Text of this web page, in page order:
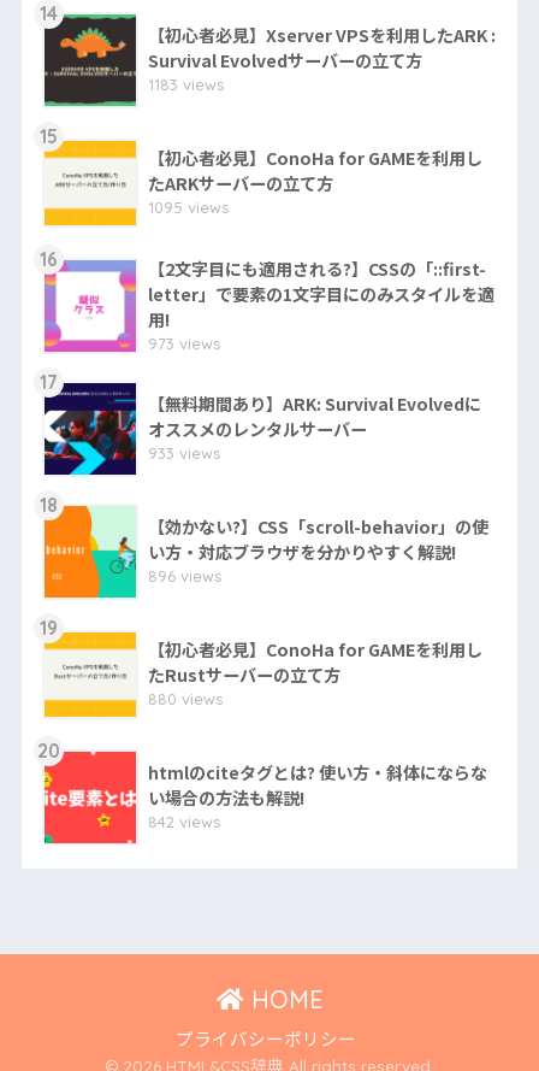
14
【初心者必見】Xserver VPSを利用したARK :
Survival Evolvedサーバーの立て方
1183 views
15
【初心者必見】ConoHa for GAMEを利用し
たARKサーバーの立て方
1095 views
16
【2文字目にも適用される?】CSSの「::first-
letter」で要素の1文字目にのみスタイルを適
用!
973 views
17
【無料期間あり】ARK: Survival Evolvedに
オススメのレンタルサーバー
933 views
18
【効かない?】CSS「scroll-behavior」の使
い方・対応ブラウザを分かりやすく解説!
896 views
19
【初心者必見】ConoHa for GAMEを利用し
たRustサーバーの立て方
880 views
20
htmlのciteタグとは? 使い方・斜体にならな
い場合の方法も解説!
842 views
HOME
プライバシーポリシー
© 2026 HTML&CSS辞典 All rights reserved.